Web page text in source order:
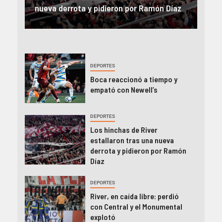
el Monumental explotó
DEPORTES
Boca reaccionó a tiempo y
empató con Newell’s
DEPORTES
Los hinchas de River
estallaron tras una nueva
derrota y pidieron por Ramón
Díaz
DEPORTES
River, en caída libre: perdió
con Central y el Monumental
explotó